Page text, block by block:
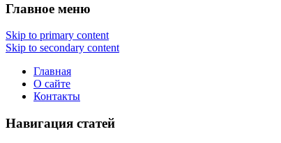
Главное меню
Skip to primary content
Skip to secondary content
Главная
О сайте
Контакты
Навигация статей